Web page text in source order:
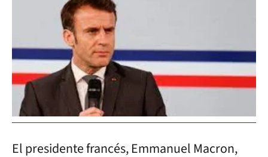
El presidente francés, Emmanuel Macron,